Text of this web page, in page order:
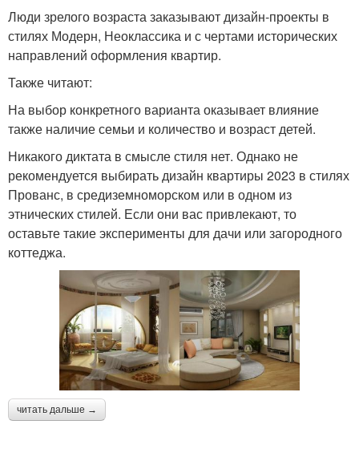
Люди зрелого возраста заказывают дизайн-проекты в
стилях Модерн, Неоклассика и с чертами исторических
направлений оформления квартир.
Также читают:
На выбор конкретного варианта оказывает влияние
также наличие семьи и количество и возраст детей.
Никакого диктата в смысле стиля нет. Однако не
рекомендуется выбирать дизайн квартиры 2023 в стилях
Прованс, в средиземноморском или в одном из
этнических стилей. Если они вас привлекают, то
оставьте такие эксперименты для дачи или загородного
коттеджа.
читать дальше →